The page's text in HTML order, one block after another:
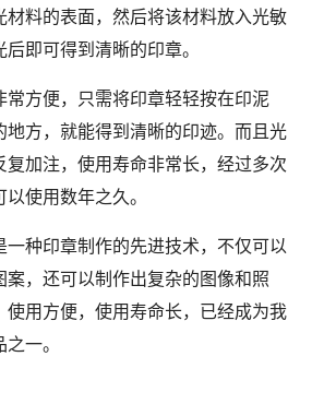
材料的表面，然后将该材料放入光敏
即可得到清晰的印章。
方便，只需将印章轻轻按在印泥
地方，就能得到清晰的印迹。而且光
复加注，使用寿命非常长，经过多次
使用数年之久。
种印章制作的先进技术，不仅可以
案，还可以制作出复杂的图像和照
使用方便，使用寿命长，已经成为我
一。